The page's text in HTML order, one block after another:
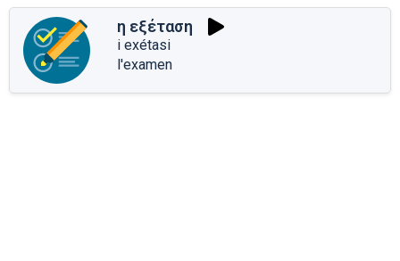
η εξέταση
i exétasi
l'examen